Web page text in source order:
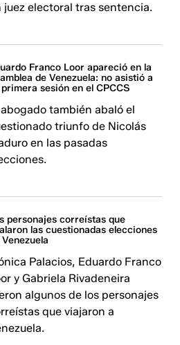
juez electoral tras sentencia.
Franco Loor apareció en la
de Venezuela: no asistió a
sesión en el CPCCS
abogado también abaló el
triunfo de Nicolás
en las pasadas
personajes correístas que
las cuestionadas elecciones
Palacios, Eduardo Franco
y Gabriela Rivadeneira
algunos de los personajes
que viajaron a